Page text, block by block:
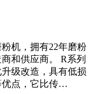
机，拥有22年磨粉
和供应商。 R系列
级改造，具有低损
优点，它比传…